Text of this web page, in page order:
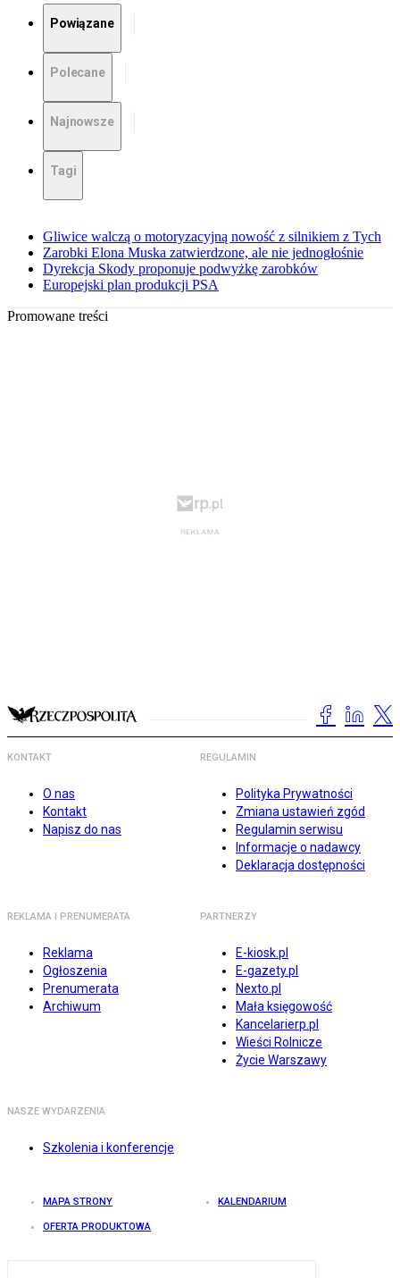
Powiązane
Polecane
Najnowsze
Tagi
Gliwice walczą o motoryzacyjną nowość z silnikiem z Tych
Zarobki Elona Muska zatwierdzone, ale nie jednogłośnie
Dyrekcja Skody proponuje podwyżkę zarobków
Europejski plan produkcji PSA
Promowane treści
KONTAKT
O nas
Kontakt
Napisz do nas
REGULAMIN
Polityka Prywatności
Zmiana ustawień zgód
Regulamin serwisu
Informacje o nadawcy
Deklaracja dostępności
REKLAMA I PRENUMERATA
Reklama
Ogłoszenia
Prenumerata
Archiwum
PARTNERZY
E-kiosk.pl
E-gazety.pl
Nexto.pl
Mała księgowość
Kancelarierp.pl
Wieści Rolnicze
Życie Warszawy
NASZE WYDARZENIA
Szkolenia i konferencje
MAPA STRONY KALENDARIUM
OFERTA PRODUKTOWA